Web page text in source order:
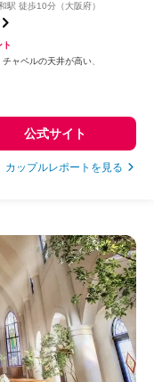
駅 徒歩10分（大阪府）
チャペルの天井が高い
公式サイト
カップルレポートを見る